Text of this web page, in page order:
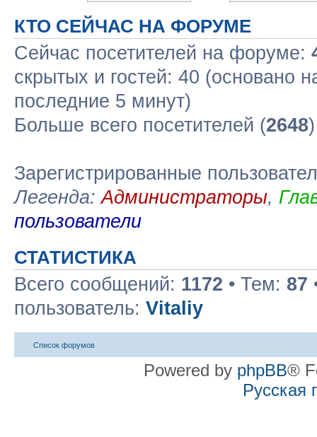
КТО СЕЙЧАС НА ФОРУМЕ
Сейчас посетителей на форуме:
скрытых и гостей: 40 (основано
последние 5 минут)
Больше всего посетителей (2648
Зарегистрированные
Легенда:Администраторы,
пользователи
СТАТИСТИКА
Всего сообщений: 1172 • Тем: 87
пользователь: Vitaliy
Список форумов
Powered by phpBB®
Русская